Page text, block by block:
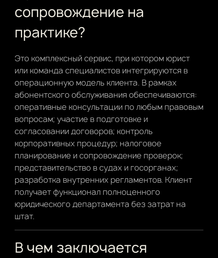
сопровождение на
практике?
Это комплексный сервис, при котором юрист
или команда специалистов интегрируются в
операционную модель клиента. В рамках
абонентского обслуживания обеспечиваются:
оперативные консультации по любым правовым
вопросам; участие в подготовке и
согласовании договоров; контроль
корпоративных процедур; налоговое
планирование и сопровождение проверок;
представительство в судах и госорганах;
разработка внутренних регламентов. Клиент
получает функционал полноценного
юридического департамента без затрат на
штат.
В чем заключается